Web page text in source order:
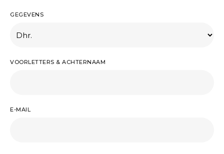
GEGEVENS
VOORLETTERS & ACHTERNAAM
E-MAIL